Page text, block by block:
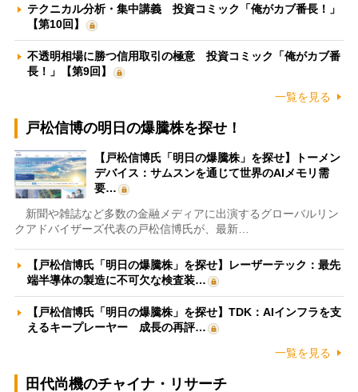
テクニカル分析・集中講義 投資コミック「俺がカブ番長！」
【第10回】
不透明相場に勝つ信用取引の極意 投資コミック「俺がカブ番
長！」【第9回】
一覧を見る
戸松信博の明日の爆騰株を探せ！
【戸松信博氏「明日の爆騰株」を探せ】トーメン
デバイス：サムスンを通じて世界のAIメモリ需
要…
新聞や雑誌など多数の金融メディアに出演するグローバルリン
クアドバイザーズ代表の戸松信博氏が、最新…
【戸松信博氏「明日の爆騰株」を探せ】レーザーテック：最先
端半導体の製造に不可欠な検査装…
【戸松信博氏「明日の爆騰株」を探せ】TDK：AIインフラを支
えるキープレーヤー 成長の再評…
一覧を見る
田代尚機のチャイナ・リサーチ